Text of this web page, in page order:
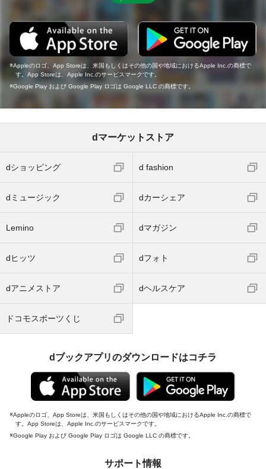
Appleのロゴ、App Storeは、米国もしくはその他の国や地域におけるApple Inc.の商標で
す。App Storeは、Apple Inc.のサービスマークです。
Google Play および Google Play ロゴは Google LLC の商標です。
dマーケットストア
dショッピング d fashion
dミュージック dカーシェア
Lemino dマガジン
dヒッツ dフォト
dアニメストア dヘルスケア
ドコモスポーツくじ
dブックアプリのダウンロードはコチラ
Appleのロゴ、App Storeは、米国もしくはその他の国や地域におけるApple Inc.の商標で
す。App Storeは、Apple Inc.のサービスマークです。
Google Play および Google Play ロゴは Google LLC の商標です。
サポート情報